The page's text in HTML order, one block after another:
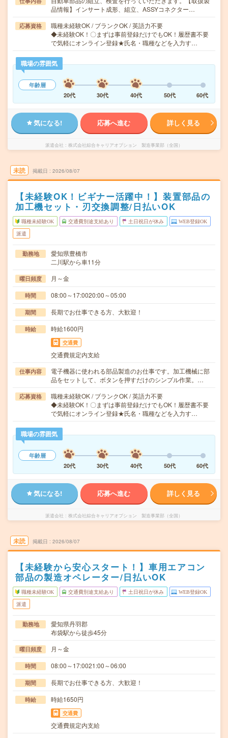
品情報】インサート成形、組立、ASSYコネクター…
応募資格
職種未経験OK / ブランクOK / 英語力不要
◆未経験OK！〇まずは事前登録だけでもOK！履歴書不要
で気軽にオンライン登録★氏名・職種などを入力す…
職場の雰囲気
年齢層
20代
30代 40代 50代 60代
気になる! 応募へ進む 詳しく見る
派遣会社 株式会社綜合キャリアオプション 製造事業部（全国）
未読 掲載日 2026/08/07
【未経験OK！ビギナー活躍中！】装置部品の
加工機セット・刃交換調整/日払いOK
職種未経験OK 交通費別途支給あり 土日祝日が休み WEB登録OK
派遣
勤務地
愛知県豊橋市
二川駅から車11分
曜日頻度 月～金
時間 08:00～17:0020:00～05:00
期間 長期でお仕事できる方、大歓迎！
時給 時給1600円
交通費
交通費規定内支給
仕事内容
電子機器に使われる部品製造のお仕事です。加工機械に部
品をセットして、ボタンを押すだけのシンプル作業。…
応募資格
職種未経験OK / ブランクOK / 英語力不要
◆未経験OK！〇まずは事前登録だけでもOK！履歴書不要
で気軽にオンライン登録★氏名・職種などを入力す…
職場の雰囲気
年齢層
20代
30代 40代 50代 60代
気になる! 応募へ進む 詳しく見る
派遣会社 株式会社綜合キャリアオプション 製造事業部（全国）
未読 掲載日 2026/08/07
【未経験から安心スタート！】車用エアコン
部品の製造オペレーター/日払いOK
職種未経験OK 交通費別途支給あり 土日祝日が休み WEB登録OK
派遣
勤務地
愛知県丹羽郡
布袋駅から徒歩45分
曜日頻度 月～金
時間 08:00～17:0021:00～06:00
期間 長期でお仕事できる方、大歓迎！
時給 時給1650円
交通費
交通費規定内支給